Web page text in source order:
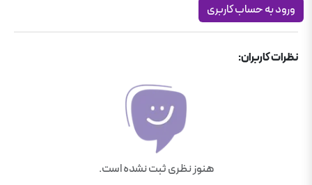
ورود به حساب کاربری
نظرات کاربران:
هنوز نظری ثبت نشده است.